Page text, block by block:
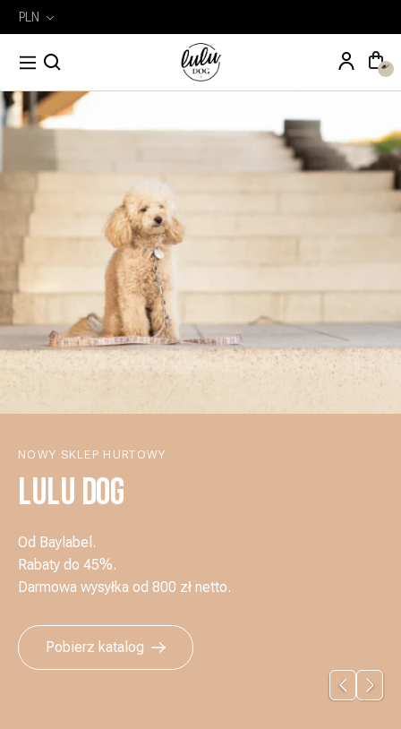
PLN
Wyszukiwarka
produktów
NOWY SKLEP HURTOWY
LULU DOG
Od Baylabel.
Rabaty do 45%.
Darmowa wysyłka od 800 zł netto.
Pobierz katalog